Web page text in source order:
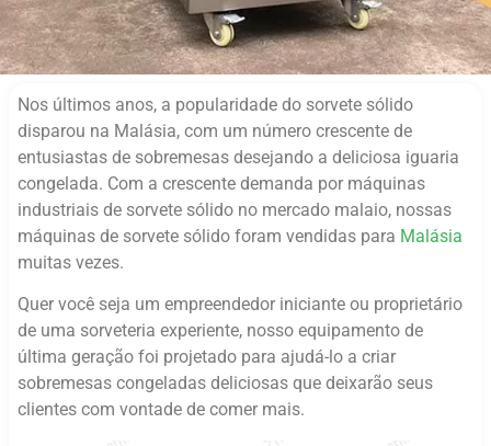
Nos últimos anos, a popularidade do sorvete sólido
disparou na Malásia, com um número crescente de
entusiastas de sobremesas desejando a deliciosa iguaria
congelada. Com a crescente demanda por máquinas
industriais de sorvete sólido no mercado malaio, nossas
máquinas de sorvete sólido foram vendidas para Malásia
muitas vezes.
Quer você seja um empreendedor iniciante ou proprietário
de uma sorveteria experiente, nosso equipamento de
última geração foi projetado para ajudá-lo a criar
sobremesas congeladas deliciosas que deixarão seus
clientes com vontade de comer mais.